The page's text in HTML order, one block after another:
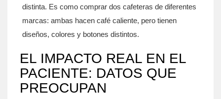
distinta. Es como comprar dos cafeteras de diferentes
marcas: ambas hacen café caliente, pero tienen
diseños, colores y botones distintos.
EL IMPACTO REAL EN EL
PACIENTE: DATOS QUE
PREOCUPAN